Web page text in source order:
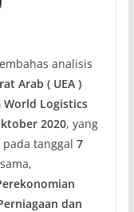
analisis
Arab ( UEA )
World Logistics
2020, yang
tanggal 7
dan